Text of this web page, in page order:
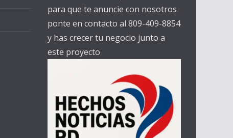
para que te anuncie con nosotros
ponte en contacto al 809-409-8854
y has crecer tu negocio junto a
este proyecto